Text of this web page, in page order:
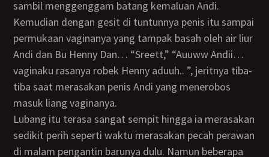
sambil menggenggam batang kemaluan Andi.
Kemudian dengan gesit di tuntunnya penis itu sampai
permukaan vaginanya yang tampak basah oleh air liur
Andi dan Bu Henny Dan… “Sreett,” “Auuww Andii…
vaginaku rasanya robek Henny aduuh.. ”, jeritnya tiba-
tiba saat merasakan penis Andi yang menerobos
masuk liang vaginanya.
Lubang itu terasa sangat sempit hingga ia merasakan
sedikit perih seperti waktu merasakan pecah perawan
di malam pengantin barunya dulu. Namun beberapa